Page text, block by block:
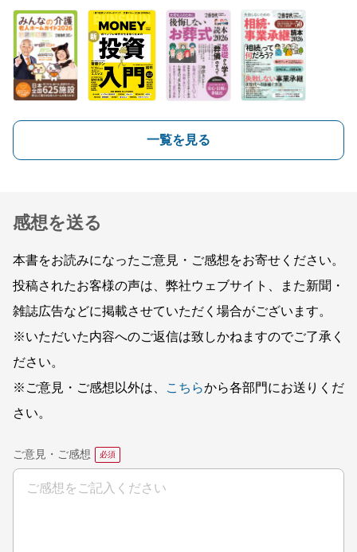
一覧を見る
感想を送る
本書をお読みになったご意見・ご感想をお寄せください。
投稿されたお客様の声は、弊社ウェブサイト、また新聞・
雑誌広告などに掲載させていただく場合がございます。
※いただいた内容へのご返信は致しかねますのでご了承く
ださい。
※ご意見・ご感想以外は、
こちらから各部門にお送りくだ
さい。
ご意見・ご感想